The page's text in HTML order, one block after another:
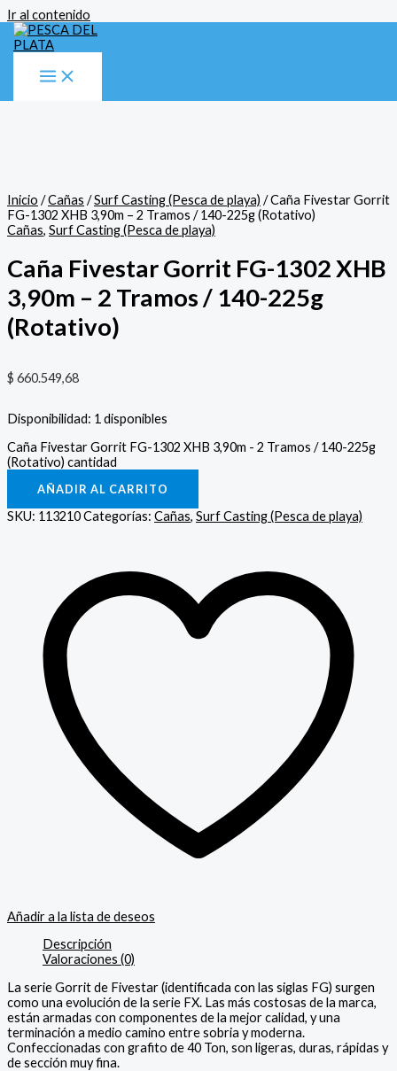
Ir al contenido
Inicio /Cañas /Surf Casting (Pesca de playa) / Caña Fivestar Gorrit
FG-1302 XHB 3,90m – 2 Tramos / 140-225g (Rotativo)
Cañas, Surf Casting (Pesca de playa)
Caña Fivestar Gorrit FG-1302 XHB
3,90m – 2 Tramos / 140-225g
(Rotativo)
$ 660.549,68
Disponibilidad: 1 disponibles
Caña Fivestar Gorrit FG-1302 XHB 3,90m - 2 Tramos / 140-225g
(Rotativo) cantidad
AÑADIR AL CARRITO
SKU: 113210Categorías: Cañas, Surf Casting (Pesca de playa)
Añadir a la lista de deseos
Descripción
Valoraciones (0)
La serie Gorrit de Fivestar (identificada con las siglas FG) surgen
como una evolución de la serie FX. Las más costosas de la marca,
están armadas con componentes de la mejor calidad, y una
terminación a medio camino entre sobria y moderna.
Confeccionadas con grafito de 40 Ton, son ligeras, duras, rápidas y
de sección muy fina.